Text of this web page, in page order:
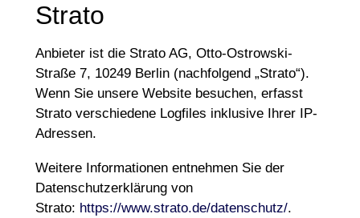
Strato
Anbieter ist die Strato AG, Otto-Ostrowski-
Straße 7, 10249 Berlin (nachfolgend „Strato“).
Wenn Sie unsere Website besuchen, erfasst
Strato verschiedene Logfiles inklusive Ihrer IP-
Adressen.
Weitere Informationen entnehmen Sie der
Datenschutzerklärung von
Strato: https://www.strato.de/datenschutz/.